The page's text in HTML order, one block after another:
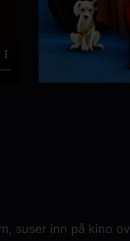
suser inn på kino